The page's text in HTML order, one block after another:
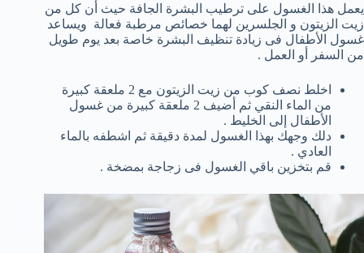
يعمل هذا الغسول على ترطيب البشرة الجافة حيث أن كل من
زيت الزيتون و الجلسرين لهما خصائص مرطبة فعالة ويساعد
غسول الأطفال فى زيادة تنظيف البشرة خاصة بعد يوم طويل
من السفر أو العمل .
اخلط نصف كوب من زيت الزيتون مع 2 ملعقة كبيرة
من الماء النقي ثم أضيف 2 ملعقة كبيرة من غسول
الأطفال إلى الخليط .
دلك وجهك بهذا الغسول لمدة دقيقة ثم اشطفه بالماء
العادي .
قم بتخزين باقي الغسول فى زجاجة بمضخة .